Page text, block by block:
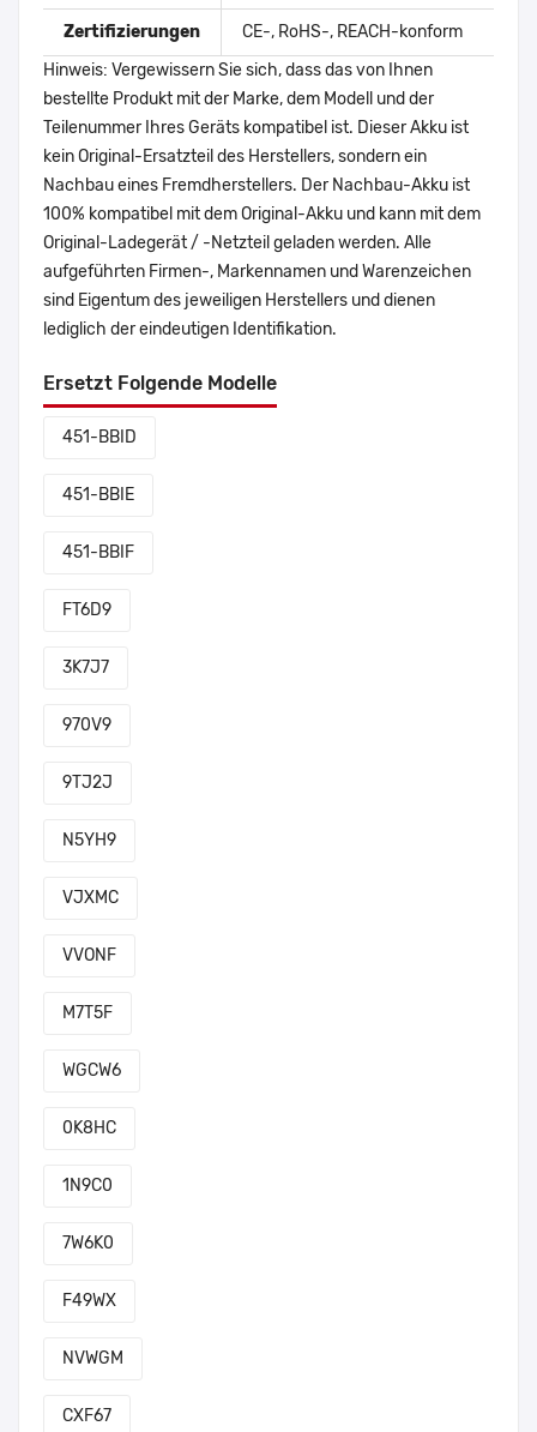
Zertifizierungen
CE-, RoHS-, REACH-konform
Hinweis: Vergewissern Sie sich, dass das von Ihnen
bestellte Produkt mit der Marke, dem Modell und der
Teilenummer Ihres Geräts kompatibel ist. Dieser Akku ist
kein Original-Ersatzteil des Herstellers, sondern ein
Nachbau eines Fremdherstellers. Der Nachbau-Akku ist
100% kompatibel mit dem Original-Akku und kann mit dem
Original-Ladegerät / -Netzteil geladen werden. Alle
aufgeführten Firmen-, Markennamen und Warenzeichen
sind Eigentum des jeweiligen Herstellers und dienen
lediglich der eindeutigen Identifikation.
Ersetzt Folgende Modelle
451-BBID
451-BBIE
451-BBIF
FT6D9
3K7J7
970V9
9TJ2J
N5YH9
VJXMC
VVONF
M7T5F
WGCW6
0K8HC
1N9C0
7W6K0
F49WX
NVWGM
CXF67